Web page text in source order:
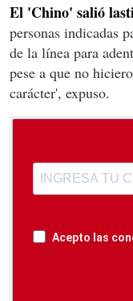
El 'Chino' salió
personas indicadas
de la línea para
pese a que no
carácter', expuso.
Acepto las